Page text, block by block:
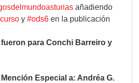
añadiendo
y #ods6 en la publicación
para Conchi Barreiro y
Especial a: Andréa G.